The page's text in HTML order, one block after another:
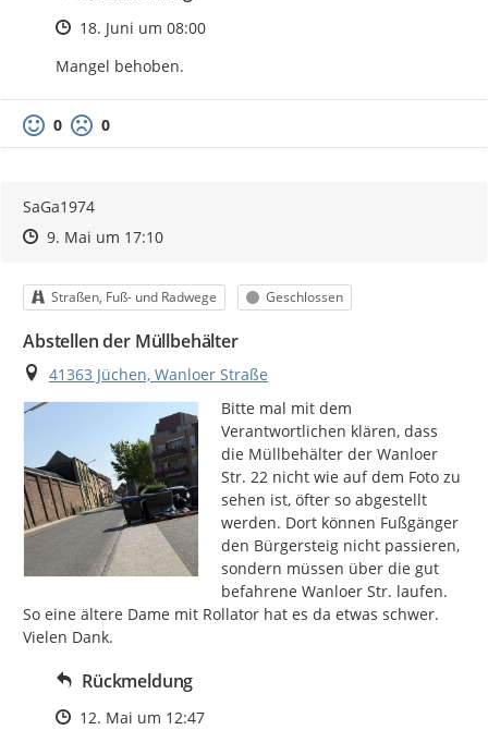
Zeitpunkt des Erstellens
18. Juni um 08:00
Mangel behoben.
0 0
SaGa1974
Zeitpunkt des Erstellens
Zeitpunkt des Erstellens
9. Mai um 17:10Zur Äußerung
Kategorie
Straßen, Fuß- und Radwege Status
Geschlossen
Abstellen der Müllbehälter
Ort
41363 Jüchen, Wanloer Straße
Bitte mal mit dem
Verantwortlichen klären, dass
die Müllbehälter der Wanloer
Str. 22 nicht wie auf dem Foto zu
sehen ist, öfter so abgestellt
werden. Dort können Fußgänger
den Bürgersteig nicht passieren,
sondern müssen über die gut
befahrene Wanloer Str. laufen.
So eine ältere Dame mit Rollator hat es da etwas schwer.
Vielen Dank.
Rückmeldung
Zeitpunkt des Erstellens
12. Mai um 12:47